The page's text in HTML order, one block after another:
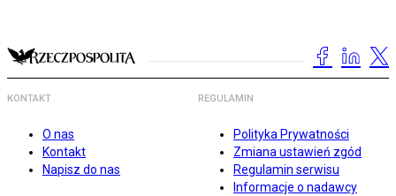
KONTAKT
O nas
Kontakt
Napisz do nas
REGULAMIN
Polityka Prywatności
Zmiana ustawień zgód
Regulamin serwisu
Informacje o nadawcy